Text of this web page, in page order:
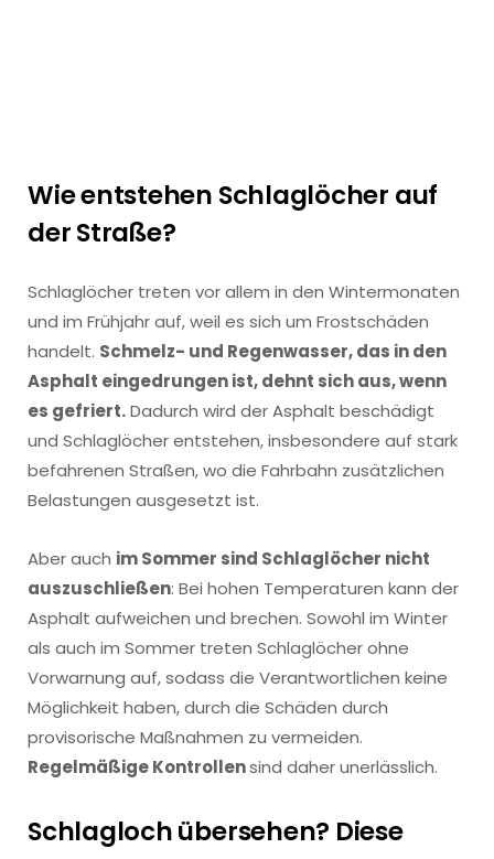
Wie entstehen Schlaglöcher auf
der Straße?
Schlaglöcher treten vor allem in den Wintermonaten
und im Frühjahr auf, weil es sich um Frostschäden
handelt. Schmelz- und Regenwasser, das in den
Asphalt eingedrungen ist, dehnt sich aus, wenn
es gefriert.Dadurch wird der Asphalt beschädigt
und Schlaglöcher entstehen, insbesondere auf stark
befahrenen Straßen, wo die Fahrbahn zusätzlichen
Belastungen ausgesetzt ist.
Aber auch im Sommer sind Schlaglöcher nicht
auszuschließen: Bei hohen Temperaturen kann der
Asphalt aufweichen und brechen. Sowohl im Winter
als auch im Sommer treten Schlaglöcher ohne
Vorwarnung auf, sodass die Verantwortlichen keine
Möglichkeit haben, durch die Schäden durch
provisorische Maßnahmen zu vermeiden.
Regelmäßige Kontrollensind daher unerlässlich.
Schlagloch übersehen? Diese